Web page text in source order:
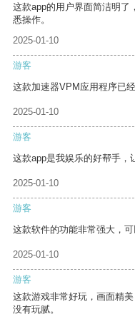
这款app的用户界面简洁明了
悉操作。
2025-01-10
游客
这款加速器VPM应用程序已
2025-01-10
游客
这款app是我娱乐的好帮手，
2025-01-10
游客
这款软件的功能非常强大，可
2025-01-10
游客
这款游戏非常好玩，画面精
没有玩腻。